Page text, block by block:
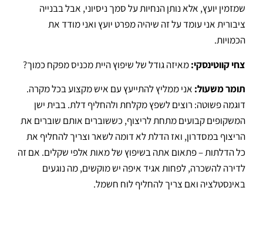
שמזמין יועץ, אלא נותן הנחיות על סמך ניסיוני, אבל בבנייה
ציבורית אני עומד על זה שיהיה מפרט יועץ ואני מודד את
הכמויות.
צחי קווטינסקי:מאיזה גודל של שיפוץ היית מכניס מפקח כמוך?
תומר משעול: אני ממליץ להתייעץ עם איש מקצוע בכל מקרה.
דוגמה פשוטה: רוצים לשפץ מקלחת ולהחליף דלת.בבית ישן
המשקופים קבועים מתחת לריצוף, כששוברים אותם שוברים את
הריצוף במסדרון, ואז הדלת לא דומה לשאר וצריך להחליף את
כל הדלתות – פתאום אתה בשיפוץ של מאות אלפי שקלים. אם זה
לדירה להשכרה, לפחות אגיד איפה יש מוקשים, מה נוגעים
באינסטלציה ואם צריך להחליף לוח חשמל.